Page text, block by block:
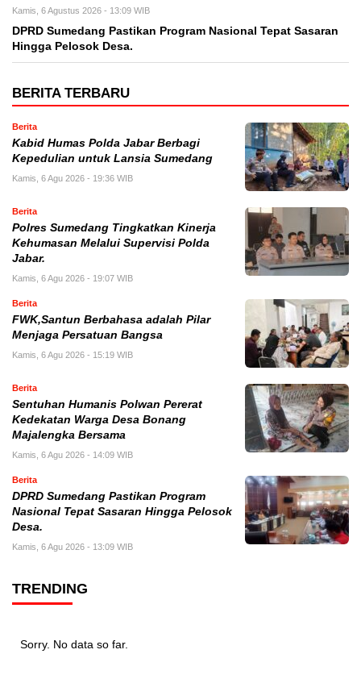
Kamis, 6 Agustus 2026 - 13:09 WIB
DPRD Sumedang Pastikan Program Nasional Tepat Sasaran
Hingga Pelosok Desa.
BERITA TERBARU
Berita
Kabid Humas Polda Jabar Berbagi
Kepedulian untuk Lansia Sumedang
Kamis, 6 Agu 2026 - 19:36 WIB
Berita
Polres Sumedang Tingkatkan Kinerja
Kehumasan Melalui Supervisi Polda
Jabar.
Kamis, 6 Agu 2026 - 19:07 WIB
Berita
FWK,Santun Berbahasa adalah Pilar
Menjaga Persatuan Bangsa
Kamis, 6 Agu 2026 - 15:19 WIB
Berita
Sentuhan Humanis Polwan Pererat
Kedekatan Warga Desa Bonang
Majalengka Bersama
Kamis, 6 Agu 2026 - 14:09 WIB
Berita
DPRD Sumedang Pastikan Program
Nasional Tepat Sasaran Hingga Pelosok
Desa.
Kamis, 6 Agu 2026 - 13:09 WIB
TRENDING
Sorry. No data so far.